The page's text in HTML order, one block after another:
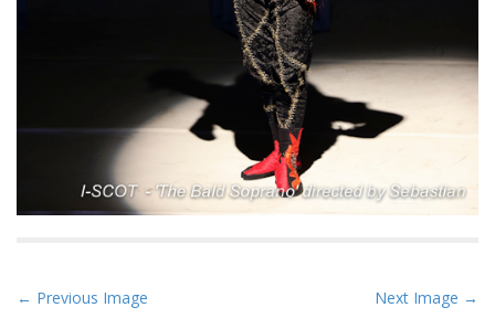
P
← Previous Image Next Image →